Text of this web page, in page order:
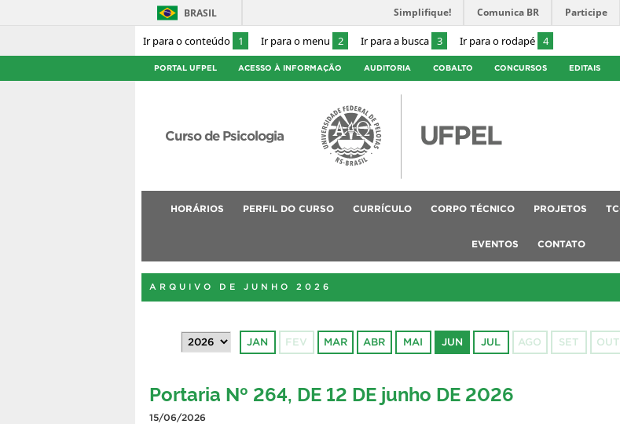
Ir para o conteúdo 1 Ir para o menu 2 Ir para a busca 3 Ir para o rodapé 4
BRASIL Simplifique! Comunica BR Participe
PORTAL UFPEL ACESSO À INFORMAÇÃO AUDITORIA COBALTO CONCURSOS EDITAIS
Curso de Psicologia
HORÁRIOS PERFIL DO CURSO CURRÍCULO CORPO TÉCNICO PROJETOS
EVENTOS CONTATO
ARQUIVO DE JUNHO 2026
JAN FEV MAR ABR MAI JUN JUL AGO SET OUT
Portaria Nº 264, DE 12 DE junho DE 2026
15/06/2026